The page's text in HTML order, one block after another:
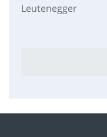
Leutenegger